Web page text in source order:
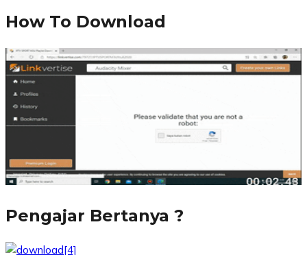
How To Download
Pengajar Bertanya ?